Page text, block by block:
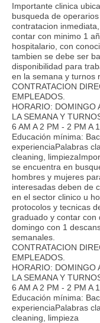
Importante clinica
busqueda de
contratacion
contar con minimo 1
hospitalario, con
tambien se debe ser
disponibilidad para
en la semana y turnos
CONTRATACION
EMPLEADOS.
HORARIO: DOMINGO
LA SEMANA Y
6 AM A 2 PM - 2 PM A
Educación mínima:
experienciaPalabras
cleaning,
se encuentra en
hombres y mujeres
interesadas deben de
en el sector clinico u
protocolos y tecnicas
graduado y contar con
domingo con 1
semanales.
CONTRATACION
EMPLEADOS.
HORARIO: DOMINGO
LA SEMANA Y
6 AM A 2 PM - 2 PM A
Educación mínima:
experienciaPalabras
cleaning, limpieza